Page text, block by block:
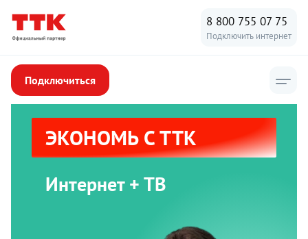
8 800 755 07 75
Подключить интернет
Подключиться
ЭКОНОМЬ С ТТК
Интернет + ТВ